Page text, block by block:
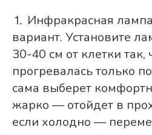
⒈ Инфракрасная
вариант. Установите
30-40 см от клетки так,
прогревалась только
сама выберет
жарко — отойдет в
если холодно —